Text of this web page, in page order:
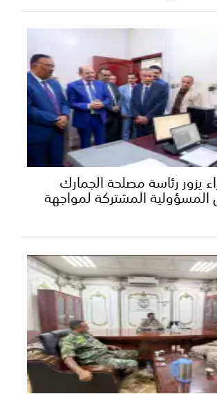
يزور رئاسة مصلحة الجمارك
المشتركة لمواجهة